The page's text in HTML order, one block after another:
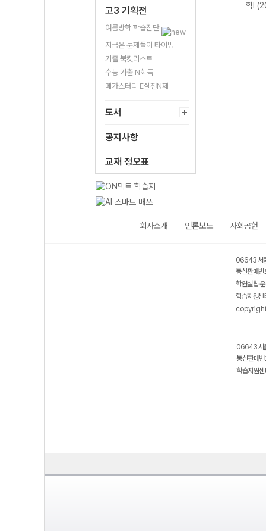
고3 기획전
여름방학 학습진단
지금은 문제풀이 타이밍
기출 북킷리스트
수능 기출 N회독
메가스터디 E실전N제
도서
공지사항
교재 정오표
률과 통계-22개
정 (2026년용)
학I
회사소개 언론보도 사회공헌
06643 서
통신판매
학원설립·
학습지원
06643 서
통신판매
학습지원